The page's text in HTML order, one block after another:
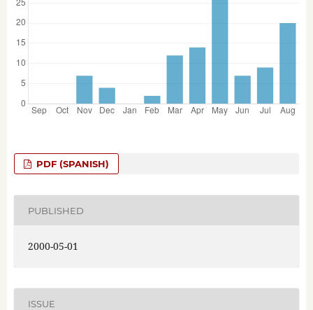
PDF (SPANISH)
PUBLISHED
2000-05-01
ISSUE